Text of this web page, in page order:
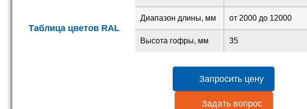
Таблица цветов RAL
Диапазон длины, мм от 2000 до 12000
Высота гофры, мм 35
Запросить цену
Задать вопрос